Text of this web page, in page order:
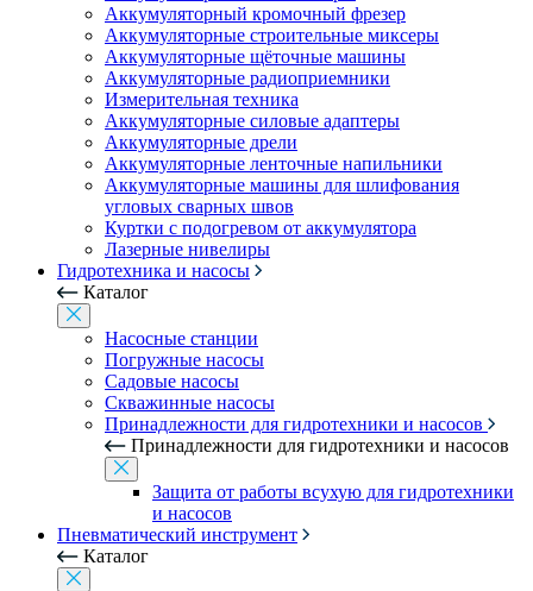
Аккумуляторный кромочный фрезер
Аккумуляторные строительные миксеры
Аккумуляторные щёточные машины
Аккумуляторные радиоприемники
Измерительная техника
Аккумуляторные силовые адаптеры
Аккумуляторные дрели
Аккумуляторные ленточные напильники
Аккумуляторные машины для шлифования
угловых сварных швов
Куртки с подогревом от аккумулятора
Лазерные нивелиры
Гидротехника и насосы
Каталог
Насосные станции
Погружные насосы
Садовые насосы
Скважинные насосы
Принадлежности для гидротехники и насосов
Принадлежности для гидротехники и насосов
Защита от работы всухую для гидротехники
и насосов
Пневматический инструмент
Каталог